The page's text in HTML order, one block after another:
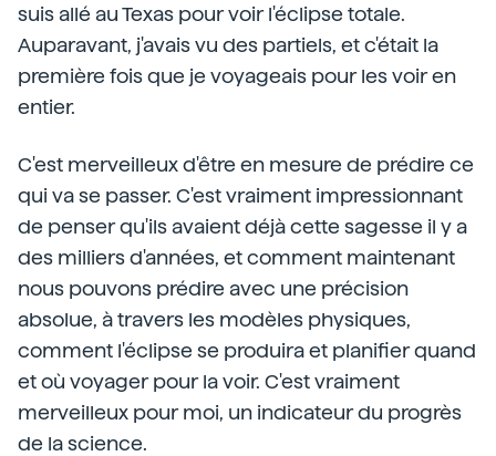
suis allé au Texas pour voir l'éclipse totale.
Auparavant, j'avais vu des partiels, et c'était la
première fois que je voyageais pour les voir en
entier.
C'est merveilleux d'être en mesure de prédire ce
qui va se passer. C'est vraiment impressionnant
de penser qu'ils avaient déjà cette sagesse il y a
des milliers d'années, et comment maintenant
nous pouvons prédire avec une précision
absolue, à travers les modèles physiques,
comment l'éclipse se produira et planifier quand
et où voyager pour la voir. C'est vraiment
merveilleux pour moi, un indicateur du progrès
de la science.